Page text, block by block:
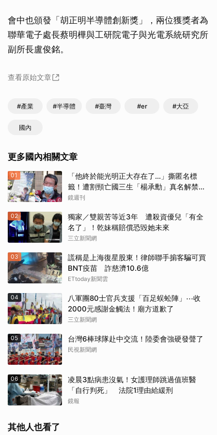
會中也頒發「胡正明半導體創新獎」，兩位獲獎者為
聯華電子處長蔡明樺與工研院電子與光電系統研究所
副所長盧俊銘。
查看原始文章
#產業 #半導體 #臺灣 #er #大亞
國內
更多國內相關文章
01
「他終於能光明正大存在了...」撕匿名標
籤！遭割頸亡國三生「楊承勳」真名解禁
乾妹法庭抗辯引眾怒
鏡週刊
02
獨家／雙親苦等近3年 遭殺資優兒「有全
名了」！乾妹稱賠償恐毀她未來
三立新聞網
03
謊稱是上海復星股東！律師聯手掮客騙可買
BNT疫苗 詐慈濟10.6億
ETtoday新聞雲
04
八軍團80士官兵支援「百足蜈蚣陣」⋯收
2000元感謝金觸法！廟方道歉了
三立新聞網
05 台灣6棒球隊赴中交流！陸委會強硬發聲了
民視新聞網
06
凌晨3點病患沒氣！女護理師跳過值班醫
「自行判死」 法院1理由給緩刑
鏡報
其他人也看了